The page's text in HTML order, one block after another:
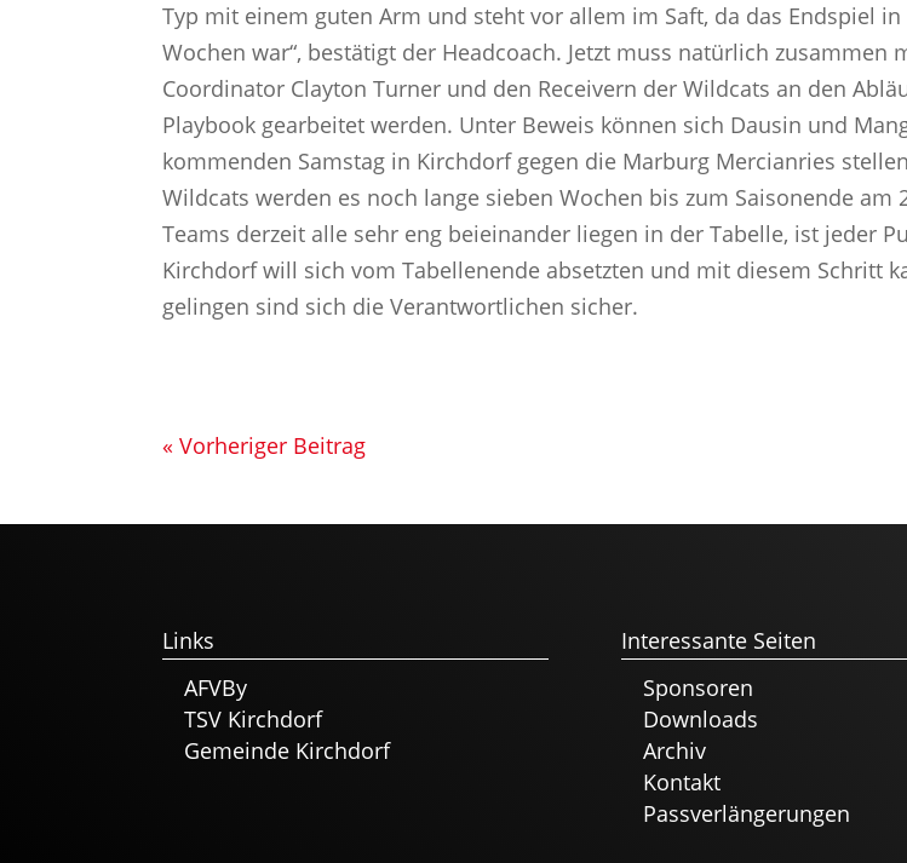
Typ mit einem guten Arm und steht vor allem im Saft, da das Endspiel in
Wochen war“, bestätigt der Headcoach. Jetzt muss natürlich zusammen
Coordinator Clayton Turner und den Receivern der Wildcats an den
Playbook gearbeitet werden. Unter Beweis können sich Dausin und
kommenden Samstag in Kirchdorf gegen die Marburg Mercianries
Wildcats werden es noch lange sieben Wochen bis zum Saisonende am
Teams derzeit alle sehr eng beieinander liegen in der Tabelle, ist jeder
Kirchdorf will sich vom Tabellenende absetzten und mit diesem Schritt
gelingen sind sich die Verantwortlichen sicher.
« Vorheriger Beitrag
Links
AFVBy
TSV Kirchdorf
Gemeinde Kirchdorf
Interessante Seiten
Sponsoren
Downloads
Archiv
Kontakt
Passverlängerungen